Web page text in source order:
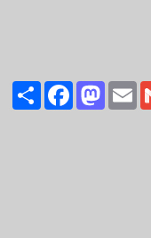
Share